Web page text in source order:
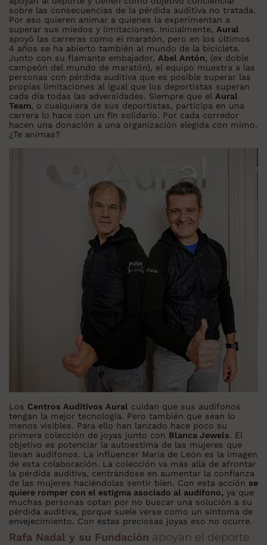
sobre las consecuencias de la pérdida auditiva no tratada.
Por eso quieren animar a quienes la experimentan a
superar sus miedos y limitaciones. Inicialmente, Aural
apoyó las carreras como el maratón, pero en los últimos
4 años se ha abierto también al mundo de la bicicleta.
Junto con su flamante embajador, Abel Antón, (ex doble
campeón del mundo de maratón), el equipo muestra a las
personas con pérdida auditiva que es posible superar las
propias limitaciones al igual que los deportistas superan
cada día todas las adversidades. Siempre que el Aural
Team, o cualquiera de sus deportistas, participa en una
carrera lo hace con un fin solidario. Por cada corredor
hacen una donación a una organización elegida con mimo.
¿Te animas?
Los Centros Auditivos Aural cuidan que sus audífonos
tengan la mejor tecnología. Pero también que sean lo
menos visibles. Para ello han lanzado hace poco su
primera colección de joyas junto con Blanca Jewels. El
objetivo es potenciar la autoestima de las mujeres que
llevan audífonos. La influencer María de León es la imagen
de esta colaboración. La colección va más allá de afrontar
la pérdida auditiva, centrándose en aumentar la confianza
de las mujeres haciéndolas sentir bien. Con esta acción se
quiere romper con el estigma asociado al audífono, ya que
muchas personas optan por no buscar una solución a su
pérdida auditiva, porque suele verse como un síntoma de
envejecimiento. Con estas preciosas joyas eso no ocurre.
Rafa Nadal y su Fundación apoyan el deporte